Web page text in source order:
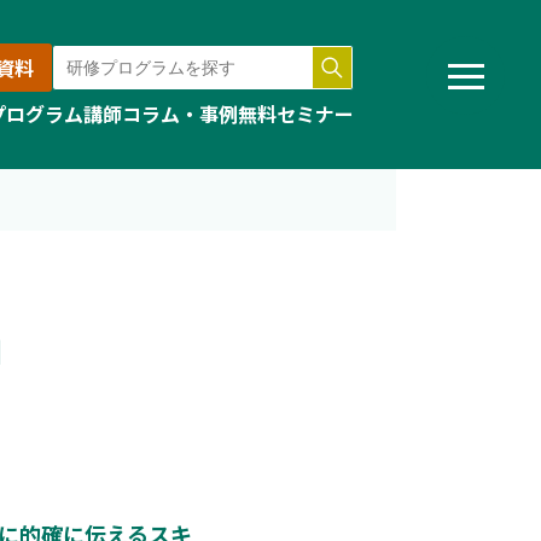
料
グラム講師コラム・事例無料セミナー
的確に伝えるスキ